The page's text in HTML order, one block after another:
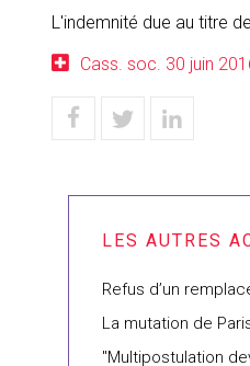
L'indemnité due au titre
Cass. soc. 30 juin
Refus d’un
La mutation de
"Multipostulation